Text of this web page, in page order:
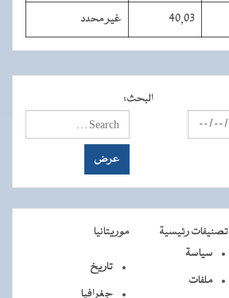
40,03 غير محدد
البحث:
تصنيفات رئيسية
موريتانيا
سياسة
ملفات
تاريخ
جغرافيا